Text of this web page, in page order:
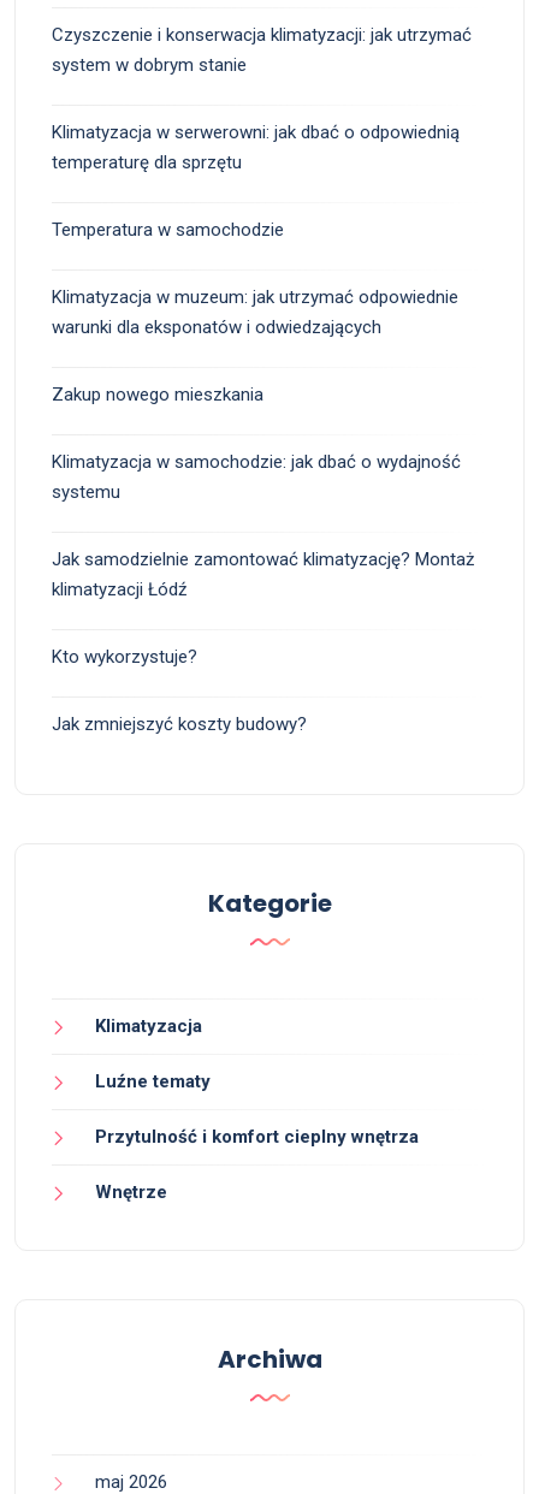
Czyszczenie i konserwacja klimatyzacji: jak utrzymać
system w dobrym stanie
Klimatyzacja w serwerowni: jak dbać o odpowiednią
temperaturę dla sprzętu
Temperatura w samochodzie
Klimatyzacja w muzeum: jak utrzymać odpowiednie
warunki dla eksponatów i odwiedzających
Zakup nowego mieszkania
Klimatyzacja w samochodzie: jak dbać o wydajność
systemu
Jak samodzielnie zamontować klimatyzację? Montaż
klimatyzacji Łódź
Kto wykorzystuje?
Jak zmniejszyć koszty budowy?
Kategorie
Klimatyzacja
Luźne tematy
Przytulność i komfort cieplny wnętrza
Wnętrze
Archiwa
maj 2026